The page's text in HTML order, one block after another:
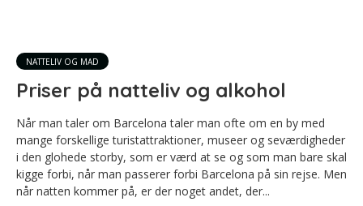
NATTELIV OG MAD
Priser på natteliv og alkohol
Når man taler om Barcelona taler man ofte om en by med
mange forskellige turistattraktioner, museer og seværdigheder
i den glohede storby, som er værd at se og som man bare skal
kigge forbi, når man passerer forbi Barcelona på sin rejse. Men
når natten kommer på, er der noget andet, der...